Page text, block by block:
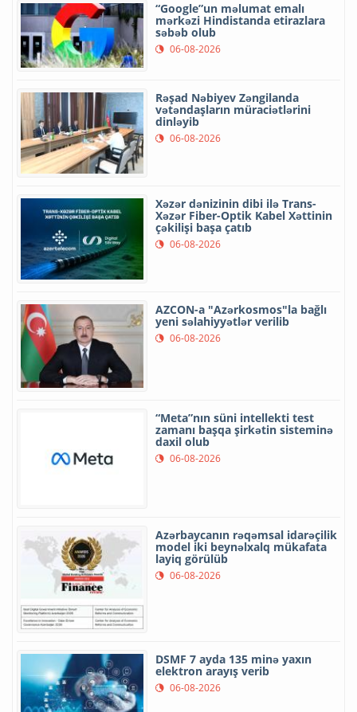
“Google”un məlumat emalı
mərkəzi Hindistanda etirazlara
səbəb olub
06-08-2026
Rəşad Nəbiyev Zəngilanda
vətəndaşların müraciətlərini
dinləyib
06-08-2026
Xəzər dənizinin dibi ilə Trans-
Xəzər Fiber-Optik Kabel Xəttinin
çəkilişi başa çatıb
06-08-2026
AZCON-a "Azərkosmos"la bağlı
yeni səlahiyyətlər verilib
06-08-2026
“Meta”nın süni intellekti test
zamanı başqa şirkətin sisteminə
daxil olub
06-08-2026
Azərbaycanın rəqəmsal idarəçilik
model iki beynəlxalq mükafata
layiq görülüb
06-08-2026
DSMF 7 ayda 135 minə yaxın
elektron arayış verib
06-08-2026